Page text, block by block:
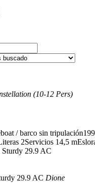
(10-12 Pers)
/ barco sin tripulación
2Servicios 14,5 m
29.9 AC Dione